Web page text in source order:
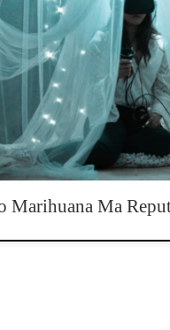
jako obiboki. Chociaż ta
uboczne mogą sprawić, że
Związek między
brakiem podejmowania
Marihuana Ma